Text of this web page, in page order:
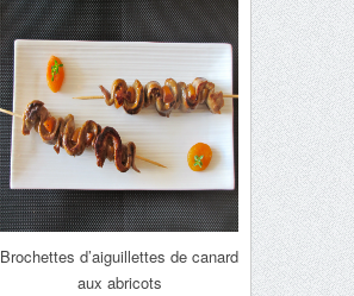
Brochettes d’aiguillettes de canard
aux abricots